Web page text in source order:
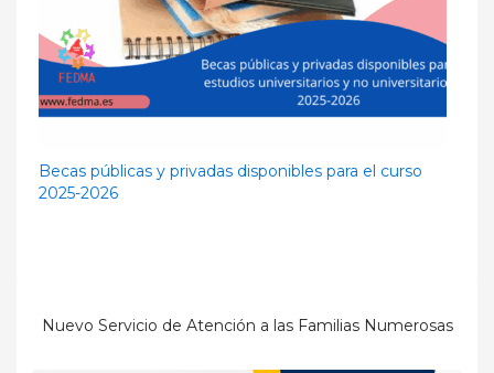
Becas públicas y privadas disponibles para el curso
2025-2026
Nuevo Servicio de Atención a las Familias Numerosas